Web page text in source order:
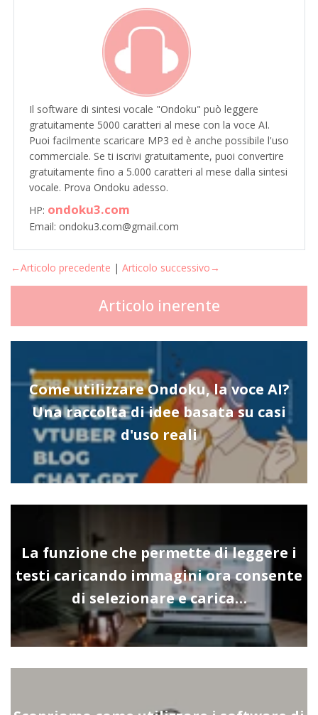
Il software di sintesi vocale "Ondoku" può leggere
gratuitamente 5000 caratteri al mese con la voce AI.
Puoi facilmente scaricare MP3 ed è anche possibile l'uso
commerciale. Se ti iscrivi gratuitamente, puoi convertire
gratuitamente fino a 5.000 caratteri al mese dalla sintesi
vocale. Prova Ondoku adesso.
HP: ondoku3.com
Email: ondoku3.com@gmail.com
←Articolo precedente | Articolo successivo→
Articolo inerente
Come utilizzare Ondoku, la voce AI?
Una raccolta di idee basata su casi
d'uso reali
La funzione che permette di leggere i
testi caricando immagini ora consente
di selezionare e carica…